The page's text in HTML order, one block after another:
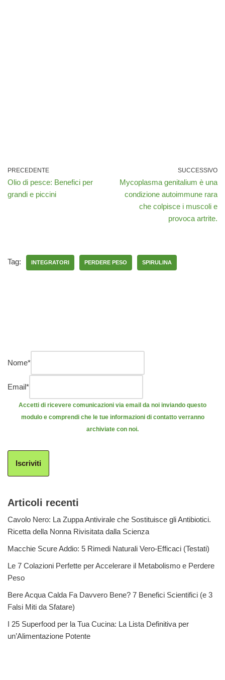
PRECEDENTE
Olio di pesce: Benefici per
grandi e piccini
SUCCESSIVO
Mycoplasma genitalium è una
condizione autoimmune rara
che colpisce i muscoli e
provoca artrite.
Tag: INTEGRATORI PERDERE PESO SPIRULINA
Nome*
Email*
Accetti di ricevere comunicazioni via email da noi inviando questo
modulo e comprendi che le tue informazioni di contatto verranno
archiviate con noi.
Iscriviti
Articoli recenti
Cavolo Nero: La Zuppa Antivirale che Sostituisce gli Antibiotici.
Ricetta della Nonna Rivisitata dalla Scienza
Macchie Scure Addio: 5 Rimedi Naturali Vero-Efficaci (Testati)
Le 7 Colazioni Perfette per Accelerare il Metabolismo e Perdere
Peso
Bere Acqua Calda Fa Davvero Bene? 7 Benefici Scientifici (e 3
Falsi Miti da Sfatare)
I 25 Superfood per la Tua Cucina: La Lista Definitiva per
un’Alimentazione Potente